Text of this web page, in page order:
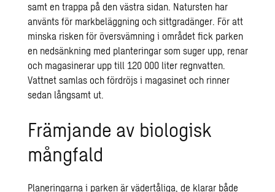
samt en trappa på den västra sidan. Natursten har
använts för markbeläggning och sittgradänger. För att
minska risken för översvämning i området fick parken
en nedsänkning med planteringar som suger upp, renar
och magasinerar upp till 120 000 liter regnvatten.
Vattnet samlas och fördröjs i magasinet och rinner
sedan långsamt ut.
Främjande av biologisk
mångfald
Planeringarna i parken är vädertåliga, de klarar både